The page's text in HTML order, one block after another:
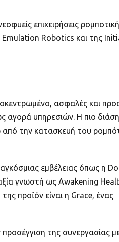
επιχειρήσεις
Robotics και της
ασφαλές και
αγορά υπηρεσιών. Η πιο
από την κατασκευή του
εμβέλειας όπως η
γνωστή ως Awakening
προϊόν είναι η Grace, ένας
της συνεργασίας